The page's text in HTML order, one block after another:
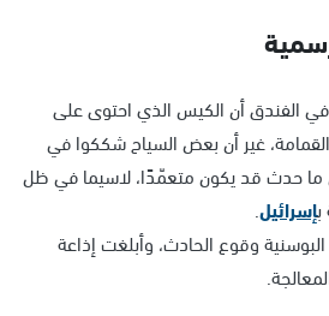
الفندق أن الكيس الذي احتوى على
القمامة، غير أن بعض السياح شككوا في
أن ما حدث قد يكون متعمّدًا، لاسيما في ظل
إسرائيل.
وقوع الحادث، وأبلغت إذاعة